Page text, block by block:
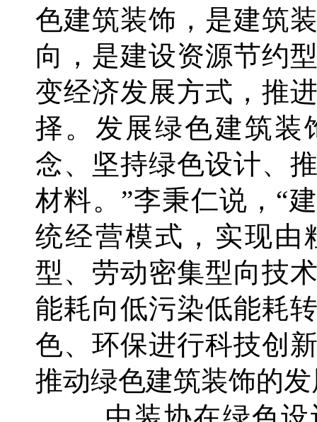
色建筑装饰，是建筑
向，是建设资源节约
变经济发展方式，推
择。发展绿色建筑装
念、坚持绿色设计、
材料。”李秉仁说，“
统经营模式，实现由
型、劳动密集型向技
能耗向低污染低能耗
色、环保进行科技创
推动绿色建筑装饰的发